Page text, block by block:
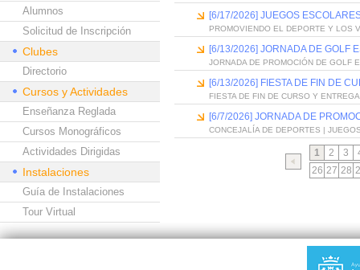
Alumnos
Solicitud de Inscripción
Clubes
Directorio
Cursos y Actividades
Enseñanza Reglada
Cursos Monográficos
Actividades Dirigidas
Instalaciones
Guía de Instalaciones
Tour Virtual
[6/17/2026] JUEGOS
PROMOVIENDO EL DEPORTE Y LOS
[6/13/2026] JORNADA DE GOLF
JORNADA DE PROMOCIÓN DE GOLF
[6/13/2026] FIESTA DE FIN DE
FIESTA DE FIN DE CURSO Y
[6/7/2026] JORNADA DE
CONCEJALÍA DE DEPORTES |
1 2 3
26 27 28